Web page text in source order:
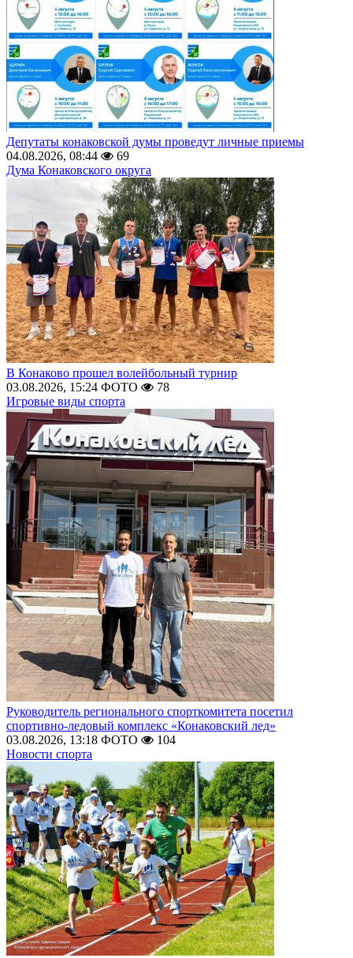
Депутаты конаковской думы проведут личные приемы
04.08.2026, 08:44
69
Дума Конаковского округа
В Конаково прошел волейбольный турнир
03.08.2026, 15:24 ФОТО
78
Игровые виды спорта
Руководитель регионального спорткомитета посетил
спортивно-ледовый комплекс «Конаковский лед»
03.08.2026, 13:18 ФОТО
104
Новости спорта